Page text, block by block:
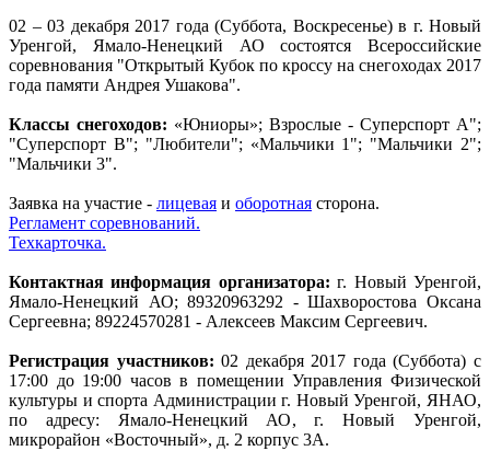
02 – 03 декабря 2017 года (Суббота, Воскресенье) в г. Новый
Уренгой, Ямало-Ненецкий АО состоятся Всероссийские
соревнования "Открытый Кубок по кроссу на снегоходах 2017
года памяти Андрея Ушакова".
Классы снегоходов: «Юниоры»; Взрослые - Суперспорт А";
"Суперспорт В"; "Любители"; «Мальчики 1"; "Мальчики 2";
"Мальчики 3".
Заявка на участие - лицевая и оборотная сторона.
Регламент соревнований.
Техкарточка.
Контактная информация организатора: г. Новый Уренгой,
Ямало-Ненецкий АО; 89320963292 - Шахворостова Оксана
Сергеевна; 89224570281 - Алексеев Максим Сергеевич.
Регистрация участников: 02 декабря 2017 года (Суббота) с
17:00 до 19:00 часов в помещении Управления Физической
культуры и спорта Администрации г. Новый Уренгой, ЯНАО,
по адресу: Ямало-Ненецкий АО, г. Новый Уренгой,
микрорайон «Восточный», д. 2 корпус 3А.